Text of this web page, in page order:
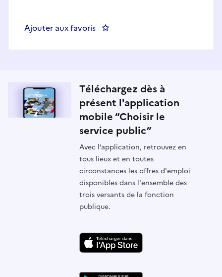
Ajouter aux favoris : Contractuel B au Tribunal
Téléchargez dès à
présent l'application
mobile “Choisir le
service public”
Avec l’application, retrouvez en
tous lieux et en toutes
circonstances les offres d'emploi
disponibles dans l'ensemble des
trois versants de la fonction
publique.